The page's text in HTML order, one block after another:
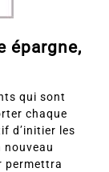
épargne,
qui sont
chaque
d’initier les
nouveau
permettra